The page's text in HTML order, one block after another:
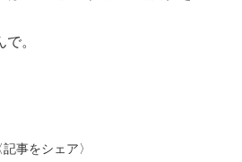
。
記事をシェア〉